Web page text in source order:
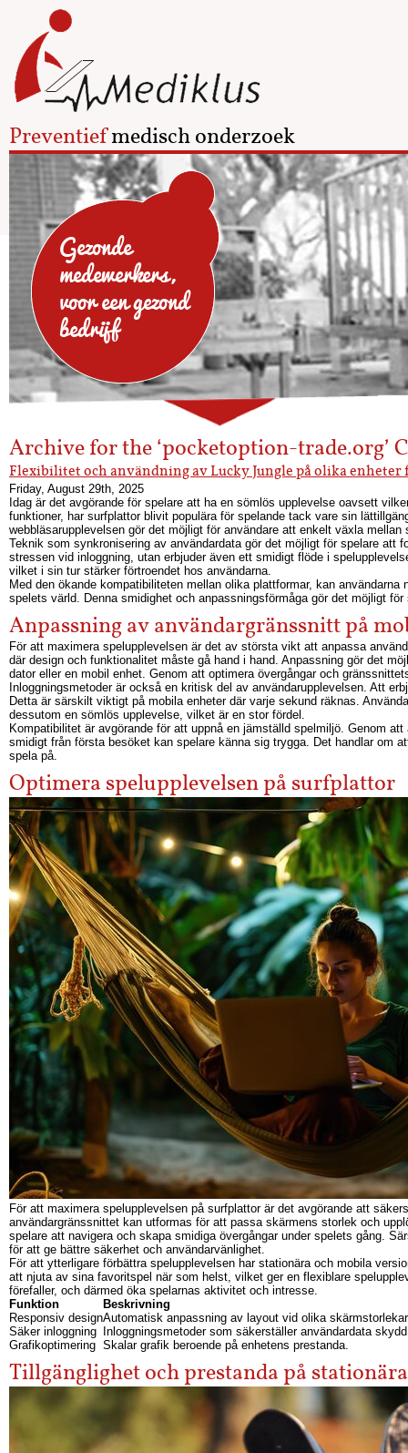
Preventiefmedisch onderzoek
Gezonde
medewerkers,
voor een gezond
bedrijf
Archive for the ‘pocketoption-trade.org’
Flexibilitet och användning av Lucky Jungle på olika enheter
Friday, August 29th, 2025
Idag är det avgörande för spelare att ha en sömlös upplevelse oavsett
funktioner, har surfplattor blivit populära för spelande tack vare sin
webbläsarupplevelsen gör det möjligt för användare att enkelt växla
Teknik som synkronisering av användardata gör det möjligt för spelare att
stressen vid inloggning, utan erbjuder även ett smidigt flöde i
vilket i sin tur stärker förtroendet hos användarna.
Med den ökande kompatibiliteten mellan olika plattformar, kan
spelets värld. Denna smidighet och anpassningsförmåga gör det möjligt
Anpassning av användargränssnitt på
För att maximera spelupplevelsen är det av största vikt att anpassa
där design och funktionalitet måste gå hand i hand. Anpassning gör det
dator eller en mobil enhet. Genom att optimera övergångar och
Inloggningsmetoder är också en kritisk del av användarupplevelsen. Att
Detta är särskilt viktigt på mobila enheter där varje sekund räknas.
dessutom en sömlös upplevelse, vilket är en stor fördel.
Kompatibilitet är avgörande för att uppnå en jämställd spelmiljö. Genom
smidigt från första besöket kan spelare känna sig trygga. Det handlar om
spela på.
Optimera spelupplevelsen på surfplattor
För att maximera spelupplevelsen på surfplattor är det avgörande att
användargränssnittet kan utformas för att passa skärmens storlek och
spelare att navigera och skapa smidiga övergångar under spelets gång.
för att ge bättre säkerhet och användarvänlighet.
För att ytterligare förbättra spelupplevelsen har stationära och mobila
att njuta av sina favoritspel när som helst, vilket ger en flexiblare
förefaller, och därmed öka spelarnas aktivitet och intresse.
Funktion
Beskrivning
Responsiv designAutomatisk anpassning av layout vid olika
Säker inloggning
Inloggningsmetoder som säkerställer användardata
Grafikoptimering Skalar grafik beroende på enhetens prestanda.
Tillgänglighet och prestanda på